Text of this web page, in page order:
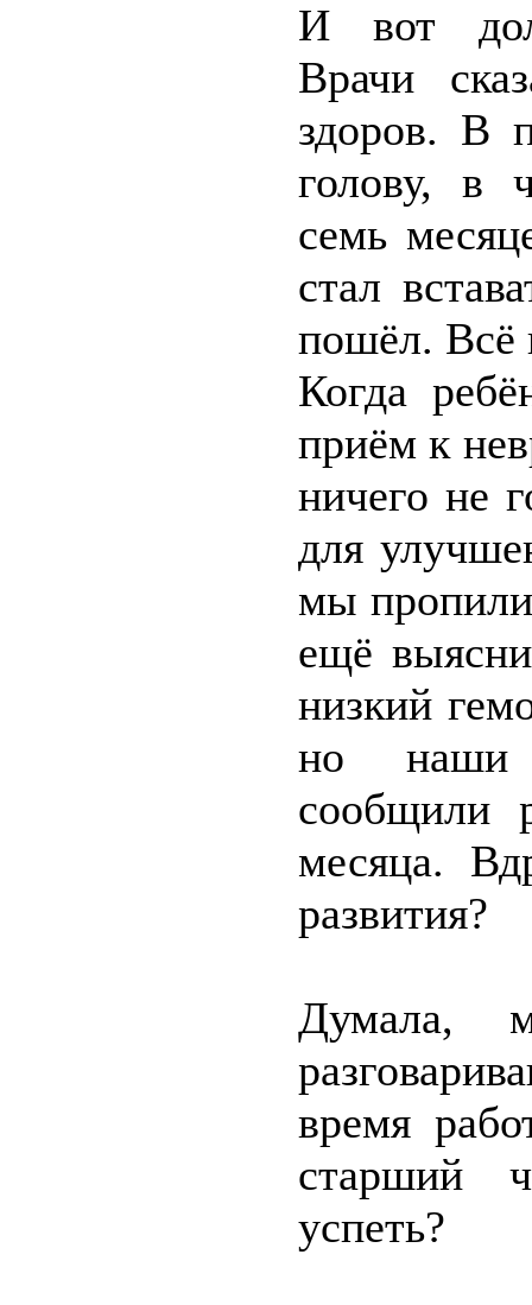
И вот
Врачи
здоров. В
голову, в
семь
стал
пошёл. Всё
Когда
приём к
ничего не
для
мы пропили
ещё
низкий
но наши
сообщили
месяца.
развития?
Думала,
время
старший
успеть?